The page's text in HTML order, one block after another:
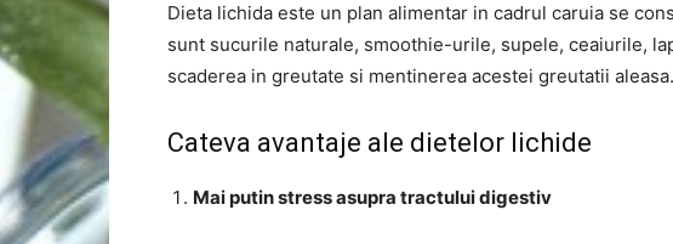
Dieta lichida este un plan alimentar in cadrul caruia se
sunt sucurile naturale, smoothie-urile, supele, ceaiurile,
scaderea in greutate si mentinerea acestei greutatii aleasa.
Cateva avantaje ale dietelor lichide
Mai putin stress asupra tractului digestiv